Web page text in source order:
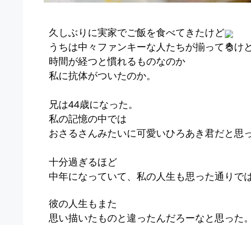
久しぶりに実家でご飯を食べてきたけど
うちは中々ファンキーな人たちが揃ってるけ
時間が経つと慣れるものなのか
私に抗体がついたのか。
兄は44歳になった。
私の記憶の中では
おさるさんみたいに可愛いひろあき君だと思
十分過ぎるほど
中年になっていて、私の人生も思った通りで
彼の人生もまた
思い描いたものと違ったんだろーなと思った